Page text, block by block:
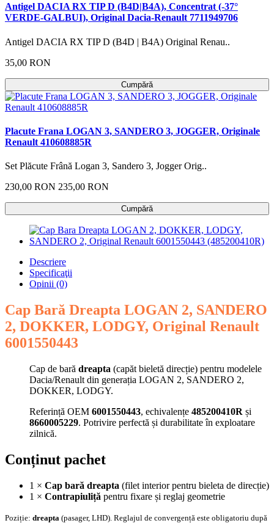
Antigel DACIA RX TIP D (B4D|B4A), Concentrat (-37°
VERDE-GALBUI), Original Dacia-Renault 7711949706
Antigel DACIA RX TIP D (B4D | B4A) Original Renau..
35,00 RON
Cumpără
Placute Frana LOGAN 3, SANDERO 3, JOGGER, Originale
Renault 410608885R
Set Plăcute Frână Logan 3, Sandero 3, Jogger Orig..
230,00 RON 235,00 RON
Cumpără
Descriere
Specificaţii
Opinii (0)
Cap Bară Dreapta LOGAN 2, SANDERO
2, DOKKER, LODGY, Original Renault
6001550443
Cap de bară dreapta (capăt bieletă direcție) pentru modelele
Dacia/Renault din generația LOGAN 2, SANDERO 2,
DOKKER, LODGY.
Referință OEM 6001550443, echivalențe 485200410R și
8660005229. Potrivire perfectă și durabilitate în exploatare
zilnică.
Conținut pachet
1 × Cap bară dreapta (filet interior pentru bieleta de direcție)
1 × Contrapiuliță pentru fixare și reglaj geometrie
Poziție: dreapta (pasager, LHD). Reglajul de convergență este obligatoriu după